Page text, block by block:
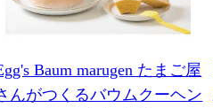
Baum marugen たまご屋
んがつくるバウムクーヘン